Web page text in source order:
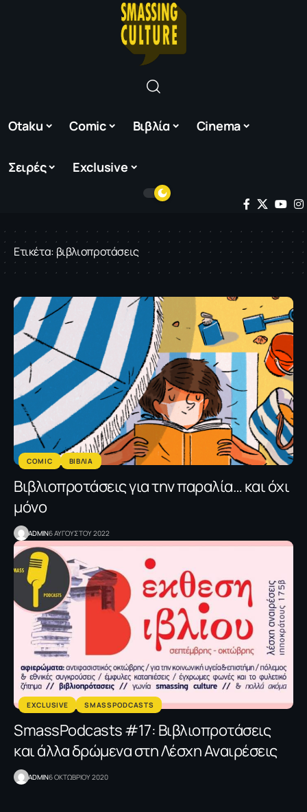
Otaku Comic Βιβλία Cinema
Σειρές Exclusive
Ετικέτα:βιβλιοπροτάσεις
COMIC ΒΙΒΛΙΑ
Βιβλιοπροτάσεις για την παραλία… και όχι
μόνο
ADMIN6 ΑΥΓΟΥΣΤΟΥ 2022
EXCLUSIVE SMASSPODCASTS
SmassPodcasts #17: Βιβλιοπροτάσεις
και άλλα δρώμενα στη Λέσχη Αναιρέσεις
ADMIN6 ΟΚΤΩΒΡΙΟΥ 2020